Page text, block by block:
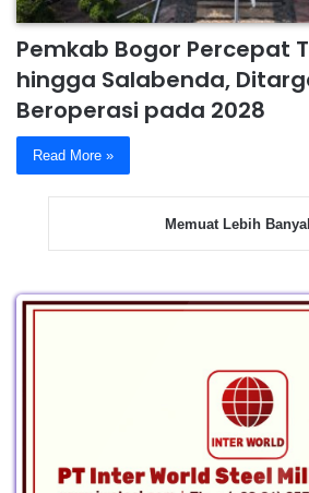
Pemkab Bogor Percepat
hingga Salabenda,
Beroperasi pada 2028
Read More »
Memuat Lebih